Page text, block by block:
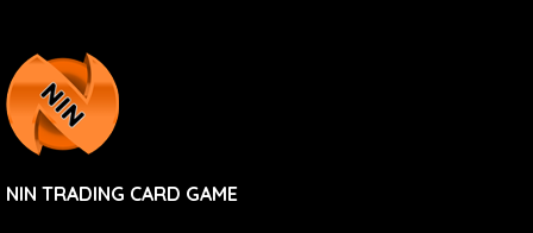
NIN TRADING CARD GAME